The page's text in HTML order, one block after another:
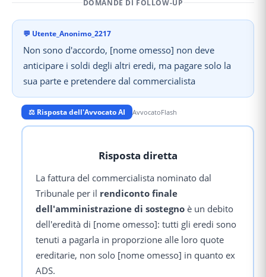
DOMANDE DI FOLLOW-UP
💬 Utente_Anonimo_2217
Non sono d'accordo, [nome omesso] non deve
anticipare i soldi degli altri eredi, ma pagare solo la
sua parte e pretendere dal commercialista
⚖️ Risposta dell'Avvocato AI AvvocatoFlash
Risposta diretta
La fattura del commercialista nominato dal
Tribunale per il rendiconto finale
dell'amministrazione di sostegno è un debito
dell'eredità di [nome omesso]: tutti gli eredi sono
tenuti a pagarla in proporzione alle loro quote
ereditarie, non solo [nome omesso] in quanto ex
ADS.